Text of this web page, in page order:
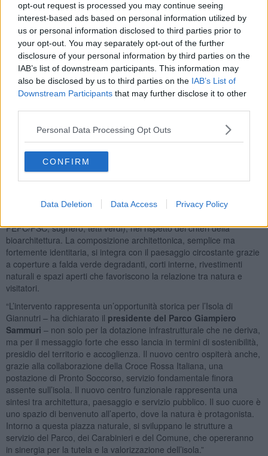
opt-out request is processed you may continue seeing
interest-based ads based on personal information utilized by
us or personal information disclosed to third parties prior to
your opt-out. You may separately opt-out of the further
disclosure of your personal information by third parties on the
IAB’s list of downstream participants. This information may
also be disclosed by us to third parties on the IAB’s List of
Downstream Participants that may further disclose it to other
Personal Data Processing Opt Outs
CONFIRM
Data Deletion Data Access Privacy Policy
Nei prossimi mesi è previsto un quarto edificio a servizio del
Comune di Isola del Giglio, per un investimento di circa 400mila
euro.
L’intero complesso è frutto di un progetto architettonico innovativo a
cura dell’architetto Emanuele Garufi, con il coordinamento del
responsabile dell’Ufficio Tecnico del PNAT architetto Giovanni De
Luca e sviluppato in condivisione con il Comune dell’Isola del Giglio
e la Soprintendenza di Siena. Il progetto ha ottenuto importanti
contributi durante l’iter approvativo, consolidandosi come un
Un progetto nel cuore dell’isola realizzato in un’area strategica
lungo la strada est-ovest tra Cala Spalmatoio e Cala Maestra, il
complesso sorge su un sito precedentemente occupato da edifici
abbandonati e pericolanti, bonificati e demoliti nell’ambito di un più
Il costo complessivo dell’intervento è di circa 1.173.000 euro
PEFC/FSC, sughero, tetti verdi), nel rispetto dei criteri della
bioarchitettura. La composizione architettonica, semplice ma
fortemente identitaria, si integra con il paesaggio circostante grazie
a coperture a falda verde degradanti, corti interne, rivestimenti
naturali e spazi aperti che favoriscono la relazione tra natura e
visitatori.
“L’intervento rappresenta un’opportunità storica per l’Isola di
Giannutri – ha dichiarato il presidente del Parco Giampiero
Sammuri – non solo per la dotazione infrastrutturale che ne deriva,
ma per il messaggio forte che esso lancia in termini di sostenibilità,
presidio del territorio e accoglienza. Il nuovo centro ospiterà anche,
grazie alla collaborazione della Croce Rossa Italiana, una
postazione di Pronto Soccorso, servizio fondamentale finora
assente sull’isola. Il nuovo centro funzionale rappresenta una
sintesi tra architettura, paesaggio e servizio pubblico. Il suo cuore è
uno spazio di benvenuto all’aperto, dove la natura è protagonista.
Intorno a questa piazza naturale, si sviluppano le strutture a
servizio del Parco, dei Carabinieri e del Comune, che opereranno
in sinergia per la tutela e la valorizzazione dell’isola.”